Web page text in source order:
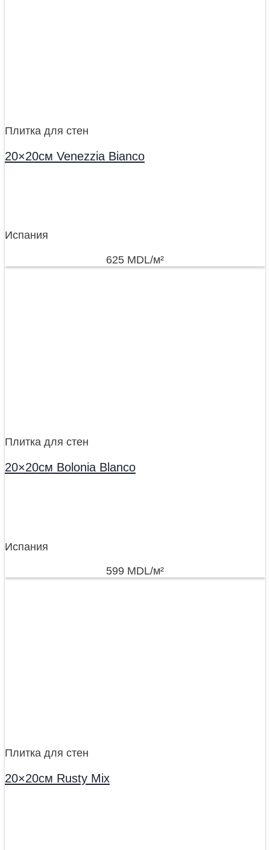
Плитка для стен
20×20см Venezzia Bianco
Испания
625 MDL/м²
Плитка для стен
20×20см Bolonia Blanco
Испания
599 MDL/м²
Плитка для стен
20×20см Rusty Mix